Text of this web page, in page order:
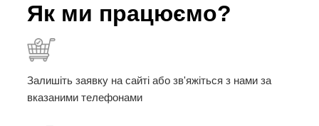
Як ми працюємо?
Залишіть заявку на сайті або зв'яжіться з нами за
вказаними телефонами